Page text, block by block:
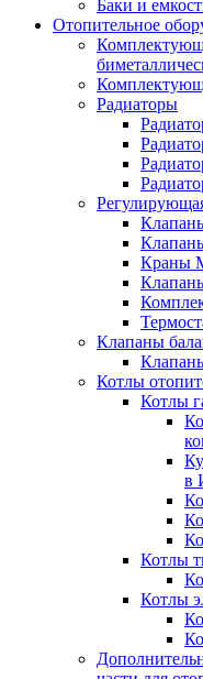
Баки и
Отопительное
Радиаторы
Краны
Клапаны
Котлы
Котлы
в
Котлы
Котлы